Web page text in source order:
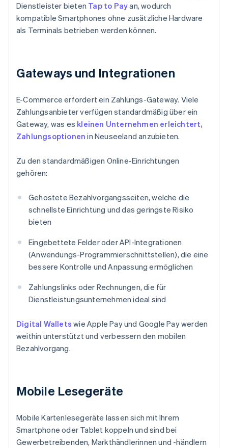
Dienstleister bieten Tap to Payan, wodurch
kompatible Smartphones ohne zusätzliche Hardware
als Terminals betrieben werden können.
Gateways und Integrationen
E-Commerce erfordert ein Zahlungs-Gateway. Viele
Zahlungsanbieter verfügen standardmäßig über ein
Gateway, was es kleinen Unternehmen erleichtert,
Zahlungsoptionen in Neuseeland anzubieten.
Zu den standardmäßigen Online-Einrichtungen
gehören:
Gehostete Bezahlvorgangsseiten, welche die
schnellste Einrichtung und das geringste Risiko
bieten
Eingebettete Felder oder API-Integrationen
(Anwendungs-Programmierschnittstellen), die eine
bessere Kontrolle und Anpassung ermöglichen
Zahlungslinks oder Rechnungen, die für
Dienstleistungsunternehmen ideal sind
Digital Wallets wie Apple Pay und Google Pay werden
weithin unterstützt und verbessern den mobilen
Bezahlvorgang.
Mobile Lesegeräte
Mobile Kartenlesegeräte lassen sich mit Ihrem
Smartphone oder Tablet koppeln und sind bei
Gewerbetreibenden, Markthändlerinnen und -händlern